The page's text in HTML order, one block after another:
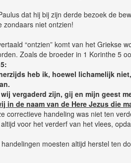
dat hij bij zijn derde bezoek de
zondaars niet ontzien!
“ontzien” komt van het Griekse
Zoals de broeder in 1 Korinthe 5
heb ik, hoewel lichamelijk
vergaderd zijn, gij en mijn geest
in de naam van de Here Jezus die
correctieve handeling was niet ten
voor het verderf van het vlees,
moesten altijd herstel ten